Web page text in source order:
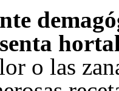
o las